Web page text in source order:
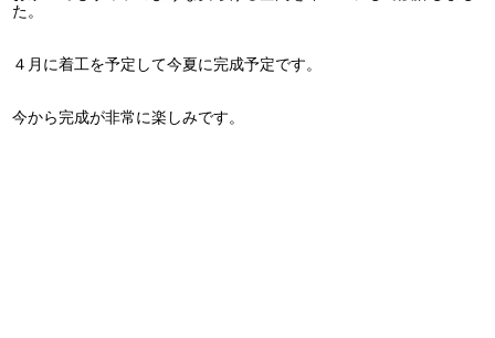
た。
４月に着工を予定して今夏に完成予定です。
今から完成が非常に楽しみです。